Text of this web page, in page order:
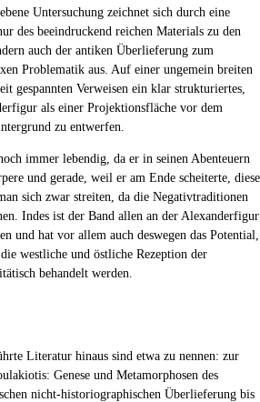
Untersuchung zeichnet sich durch eine
des beeindruckend reichen Materials zu den
auch der antiken Überlieferung zum
Problematik aus. Auf einer ungemein breiten
gespannten Verweisen ein klar strukturiertes,
als einer Projektionsfläche vor dem
zu entwerfen.
immer lebendig, da er in seinen Abenteuern
und gerade, weil er am Ende scheiterte, diese
sich zwar streiten, da die Negativtraditionen
Indes ist der Band allen an der Alexanderfigur
und hat vor allem auch deswegen das Potential,
westliche und östliche Rezeption der
behandelt werden.
Literatur hinaus sind etwa zu nennen: zur
Genese und Metamorphosen des
nicht-historiographischen Überlieferung bis